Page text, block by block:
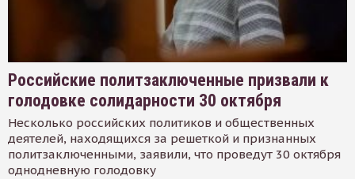
Российские политзаключенные призвали к
голодовке солидарности 30 октября
Несколько российских политиков и общественных
деятелей, находящихся за решеткой и признанных
политзаключенными, заявили, что проведут 30 октября
однодневную голодовку